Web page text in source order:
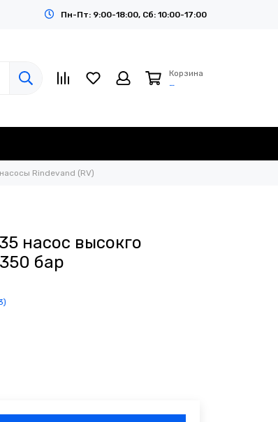
Пн-Пт: 9:00-18:00, Сб: 10:00-17:00
Корзина
…
Rindevand (RV)
насос высокго
бар